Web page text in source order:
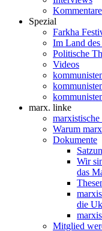
Kommentare
Spezial
Farkha
Im Land des
Politische
Videos
marx. linke
Warum
Dokumente
Wir
das
die
Mitglied